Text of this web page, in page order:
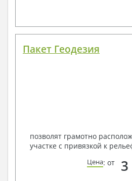
Пакет Геодезия
позволят грамотно
участке с привязкой к
Цена: от